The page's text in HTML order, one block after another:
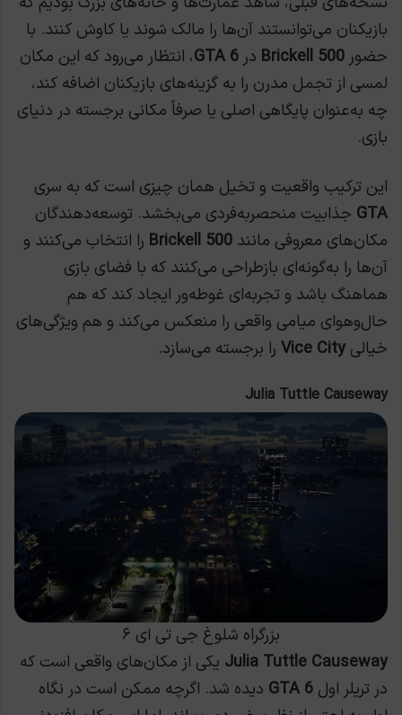
بازیکنان می‌توانستند آن‌ها را مالک شوند یا کاوش کنند. با
حضور 500 Brickell در GTA 6، انتظار می‌رود که این مکان
لمسی از تجمل مدرن را به گزینه‌های بازیکنان اضافه کند،
چه به‌عنوان پایگاهی اصلی یا صرفاً مکانی برجسته در دنیای
بازی.
این ترکیب واقعیت و تخیل همان چیزی است که به سری
GTA جذابیت منحصربه‌فردی می‌بخشد. توسعه‌دهندگان
مکان‌های معروفی مانند 500 Brickell
را انتخاب می‌کنند و
آن‌ها را به‌گونه‌ای بازطراحی می‌کنند که با فضای بازی
هماهنگ باشد و تجربه‌ای غوطه‌ور ایجاد کند که هم
حال‌وهوای میامی واقعی را منعکس می‌کند و هم ویژگی‌های
خیالی Vice City را برجسته می‌سازد.
Julia Tuttle Causeway
بزرگراه شلوغ جی تی ای ۶
Julia Tuttle Causeway یکی از مکان‌های واقعی است که
در تریلر اول GTA 6 دیده شد. اگرچه ممکن است در نگاه